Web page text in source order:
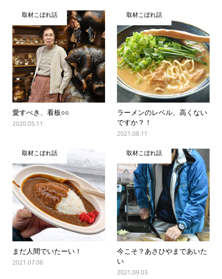
取材こぼれ話
愛すべき、看板○○
2020.05.11
取材こぼれ話
ラーメンのレベル、高くない
ですか？！
2021.08.11
取材こぼれ話
まだ人間でいたーい！
2021.07.06
取材こぼれ話
今こそ？あさひやまであいた
い
2021.09.03